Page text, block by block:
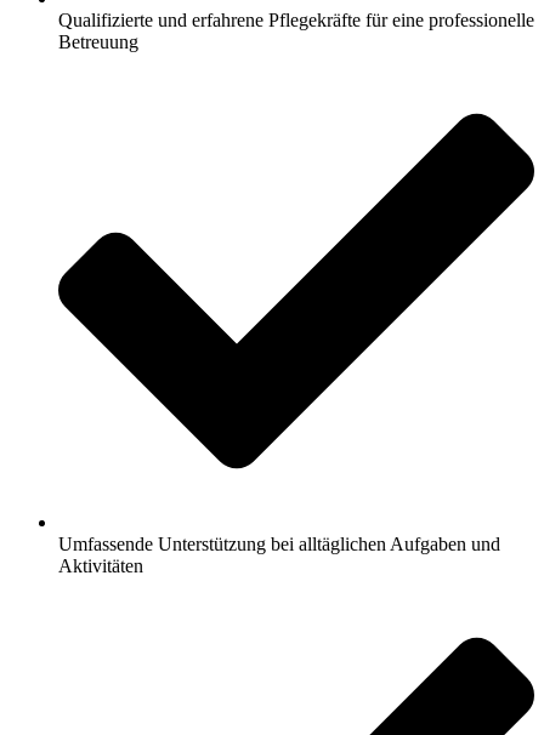
Qualifizierte und erfahrene Pflegekräfte für eine professionelle
Betreuung
Umfassende Unterstützung bei alltäglichen Aufgaben und
Aktivitäten